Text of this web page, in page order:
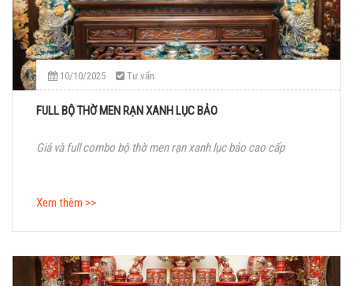
10/10/2025 Tư vấn
FULL BỘ THỜ MEN RẠN XANH LỤC BẢO
Giá và full combo bộ thờ men rạn xanh lục bảo cao cấp
Xem thêm >>